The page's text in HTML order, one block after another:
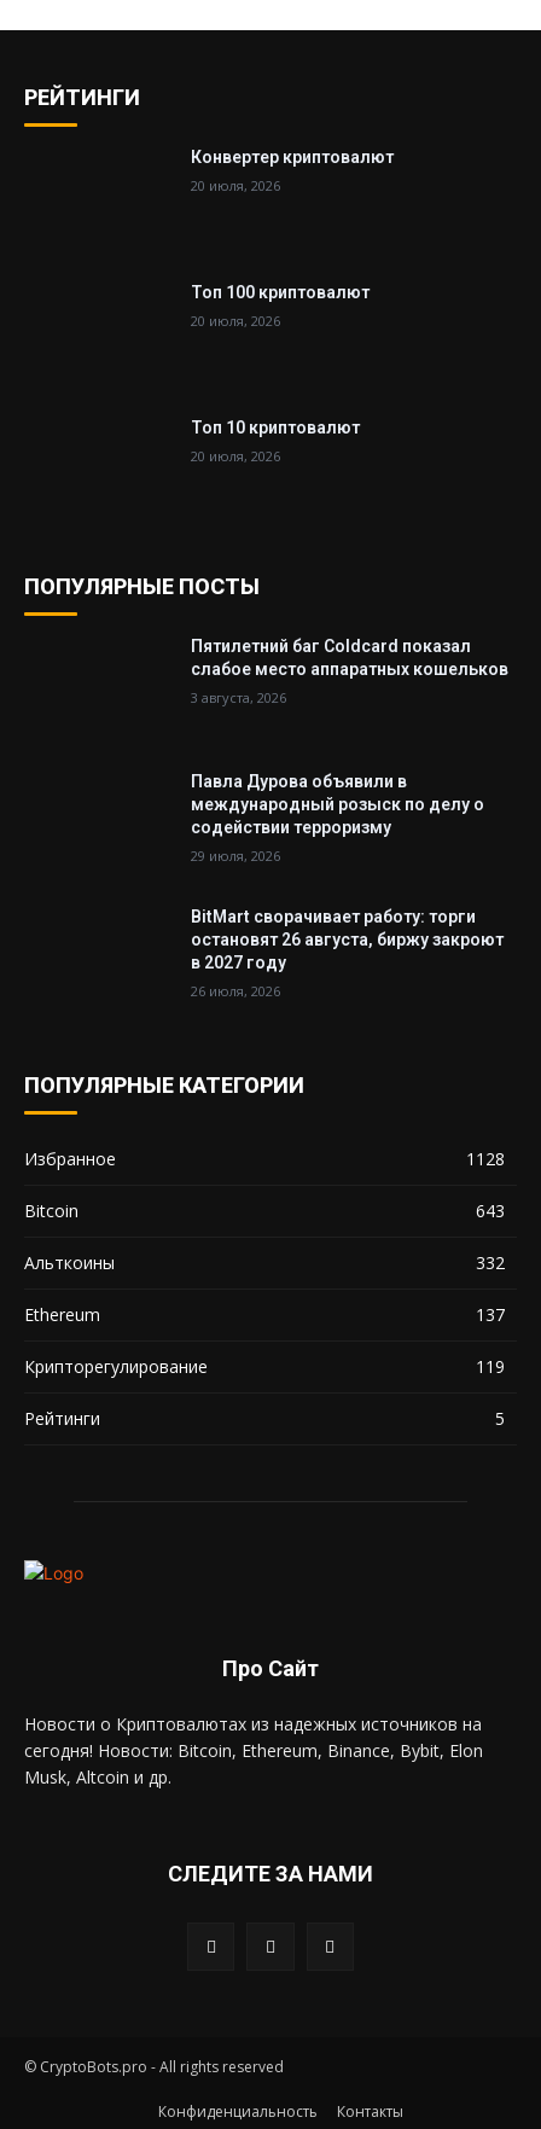
РЕЙТИНГИ
Конвертер криптовалют
20 июля, 2026
Топ 100 криптовалют
20 июля, 2026
Топ 10 криптовалют
20 июля, 2026
ПОПУЛЯРНЫЕ ПОСТЫ
Пятилетний баг Coldcard показал
слабое место аппаратных кошельков
3 августа, 2026
Павла Дурова объявили в
международный розыск по делу о
содействии терроризму
29 июля, 2026
BitMart сворачивает работу: торги
остановят 26 августа, биржу закроют
в 2027 году
26 июля, 2026
ПОПУЛЯРНЫЕ КАТЕГОРИИ
Избранное 1128
Bitcoin 643
Альткоины 332
Ethereum 137
Крипторегулирование 119
Рейтинги 5
Про Сайт
Новости о Криптовалютах из надежных источников на
сегодня! Новости: Bitcoin, Ethereum, Binance, Bybit, Elon
Musk, Altcoin и др.
СЛЕДИТЕ ЗА НАМИ
© CryptoBots.pro - All rights reserved
Конфиденциальность Контакты